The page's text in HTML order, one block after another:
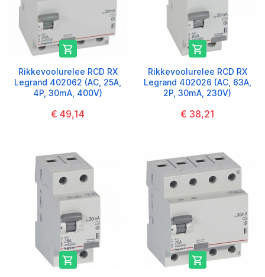

Rikkevoolurelee RCD RX
Legrand 402062 (AC, 25A,
4P, 30mA, 400V)
€ 49,14

Rikkevoolurelee RCD RX
Legrand 402026 (AC, 63A,
2P, 30mA, 230V)
€ 38,21
 